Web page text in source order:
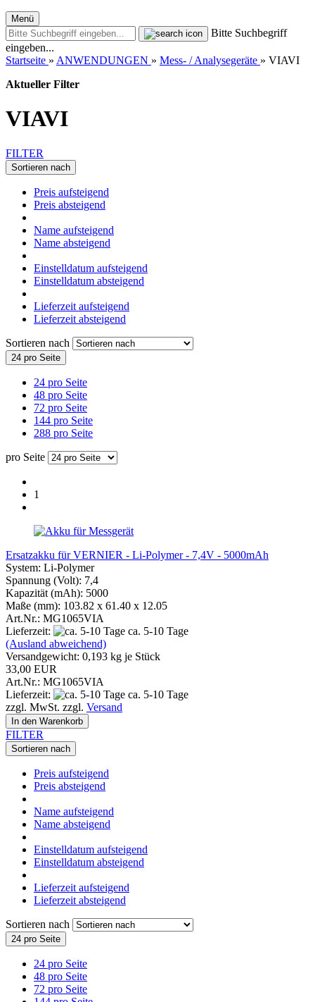
Menü
Bitte Suchbegriff
eingeben...
Startseite » ANWENDUNGEN » Mess- / Analysegeräte » VIAVI
Aktueller Filter
VIAVI
FILTER
Sortieren nach
Preis aufsteigend
Preis absteigend
Name aufsteigend
Name absteigend
Einstelldatum aufsteigend
Einstelldatum absteigend
Lieferzeit aufsteigend
Lieferzeit absteigend
Sortieren nach
24 pro Seite
24 pro Seite
48 pro Seite
72 pro Seite
144 pro Seite
288 pro Seite
pro Seite
1
Ersatzakku für VERNIER - Li-Polymer - 7,4V - 5000mAh
System: Li-Polymer
Spannung (Volt): 7,4
Kapazität (mAh): 5000
Maße (mm): 103.82 x 61.40 x 12.05
Art.Nr.: MG1065VIA
Lieferzeit:
ca. 5-10 Tage
(Ausland abweichend)
Versandgewicht: 0,193 kg je Stück
33,00 EUR
Art.Nr.: MG1065VIA
Lieferzeit:
ca. 5-10 Tage
zzgl. MwSt. zzgl. Versand
In den Warenkorb
FILTER
Sortieren nach
Preis aufsteigend
Preis absteigend
Name aufsteigend
Name absteigend
Einstelldatum aufsteigend
Einstelldatum absteigend
Lieferzeit aufsteigend
Lieferzeit absteigend
Sortieren nach
24 pro Seite
24 pro Seite
48 pro Seite
72 pro Seite